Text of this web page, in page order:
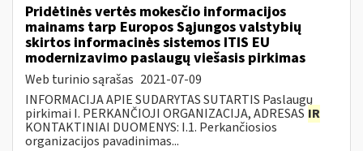
Pridėtinės vertės mokesčio informacijos
mainams tarp Europos Sąjungos valstybių
skirtos informacinės sistemos ITIS EU
modernizavimo paslaugų viešasis pirkimas
Web turinio sąrašas 2021-07-09
INFORMACIJA APIE SUDARYTAS SUTARTIS Paslaugų
pirkimai I. PERKANČIOJI ORGANIZACIJA, ADRESAS IR
KONTAKTINIAI DUOMENYS: I.1. Perkančiosios
organizacijos pavadinimas...